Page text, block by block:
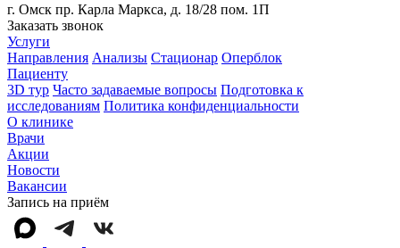
г. Омск пр. Карла Маркса, д. 18/28 пом. 1П
Заказать звонок
Услуги
Направления Анализы Стационар Оперблок
Пациенту
3D тур Часто задаваемые вопросы Подготовка к
исследованиям Политика конфиденциальности
О клинике
Врачи
Акции
Новости
Вакансии
Запись на приём